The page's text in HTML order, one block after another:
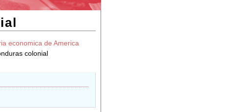
economica de America
colonial